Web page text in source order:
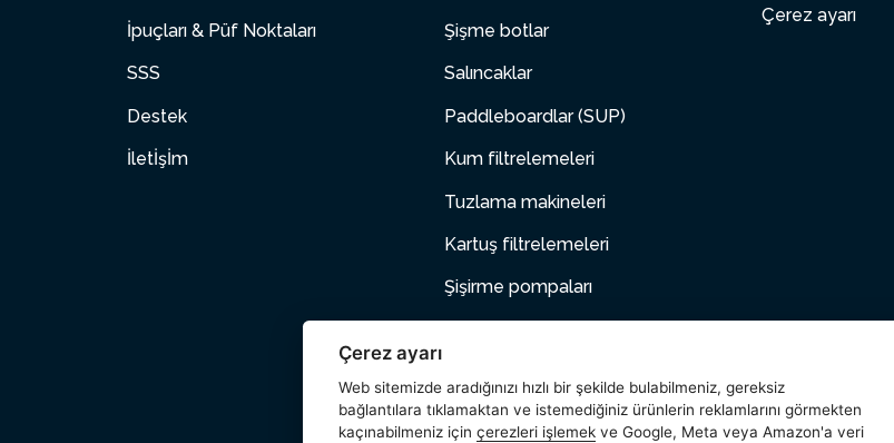
İpuçları & Püf Noktaları
SSS
Destek
İletİşİm
Şişme botlar
Salıncaklar
Paddleboardlar (SUP)
Kum filtrelemeleri
Tuzlama makineleri
Kartuş filtrelemeleri
Şişirme pompaları
Aksesuarlar
Çerez ayarı
Çerez ayarı
Web sitemizde aradığınızı hızlı bir şekilde bulabilmeniz, gereksiz
bağlantılara tıklamaktan ve istemediğiniz ürünlerin reklamlarını görmekten
kaçınabilmeniz için çerezleri işlemek ve Google, Meta veya Amazon'a veri